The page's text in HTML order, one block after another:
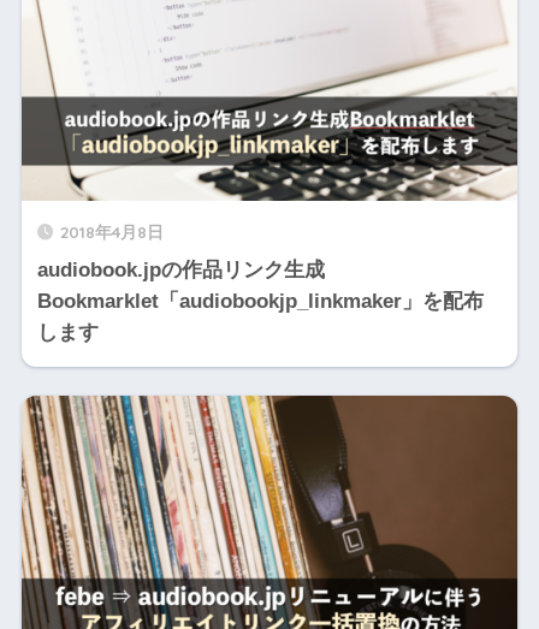
2018年4月8日
audiobook.jpの作品リンク生成
Bookmarklet「audiobookjp_linkmaker」を配布
します